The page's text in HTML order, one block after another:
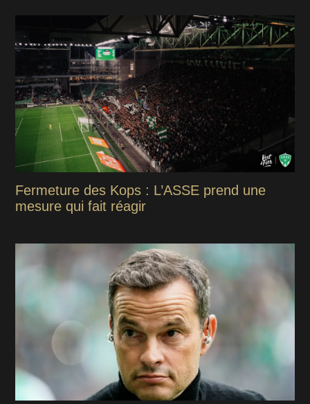
Fermeture des Kops : L’ASSE prend une
mesure qui fait réagir